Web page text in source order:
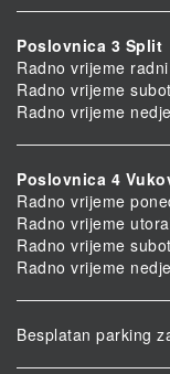
Poslovnica 3 Split
Radno vrijeme
Radno vrijeme
Radno vrijeme
Poslovnica 4
Radno vrijeme
Radno vrijeme
Radno vrijeme
Radno vrijeme
Besplatan parking